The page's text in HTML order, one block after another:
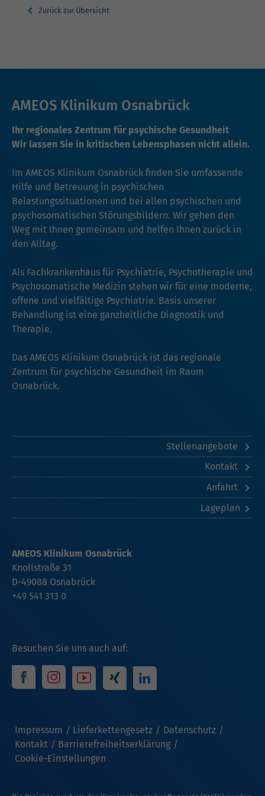
Zurück zur Übersicht
AMEOS Klinikum Osnabrück
Ihr regionales Zentrum für psychische Gesundheit
Wir lassen Sie in kritischen Lebensphasen nicht allein.
Im AMEOS Klinikum Osnabrück finden Sie umfassende
Hilfe und Betreuung in psychischen
Belastungssituationen und bei allen psychischen und
psychosomatischen Störungsbildern. Wir gehen den
Weg mit Ihnen gemeinsam und helfen Ihnen zurück in
den Alltag.
Als Fachkrankenhaus für Psychiatrie, Psychotherapie und
Psychosomatische Medizin stehen wir für eine moderne,
offene und vielfältige Psychiatrie. Basis unserer
Behandlung ist eine ganzheitliche Diagnostik und
Therapie.
Das AMEOS Klinikum Osnabrück ist das regionale
Zentrum für psychische Gesundheit im Raum
Osnabrück.
Stellenangebote
Kontakt
Anfahrt
Lageplan
Besuchen Sie uns auch auf:
Impressum Lieferkettengesetz
Datenschutz
Kontakt
Barrierefreiheitserklärung
Cookie-Einstellungen
AMEOS Klinikum Osnabrück
Knollstraße 31
D-49088 Osnabrück
+49 541 313 0